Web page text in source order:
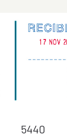
5440